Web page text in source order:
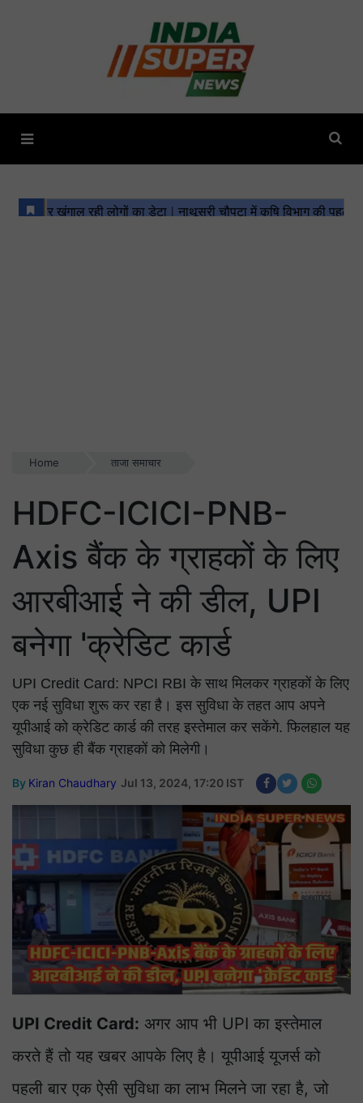
Home ताजा समाचार
HDFC-ICICI-PNB-
Axis बैंक के ग्राहकों के लिए
आरबीआई ने की डील, UPI
बनेगा 'क्रेडिट कार्ड
UPI Credit Card: NPCI RBI के साथ मिलकर ग्राहकों के लिए
एक नई सुविधा शुरू कर रहा है। इस सुविधा के तहत आप अपने
यूपीआई को क्रेडिट कार्ड की तरह इस्तेमाल कर सकेंगे. फिलहाल यह
सुविधा कुछ ही बैंक ग्राहकों को मिलेगी।
By Kiran Chaudhary Jul 13, 2024, 17:20 IST
UPI Credit Card: अगर आप भी UPI का इस्तेमाल
करते हैं तो यह खबर आपके लिए है। यूपीआई यूजर्स को
पहली बार एक ऐसी सुविधा का लाभ मिलने जा रहा है, जो